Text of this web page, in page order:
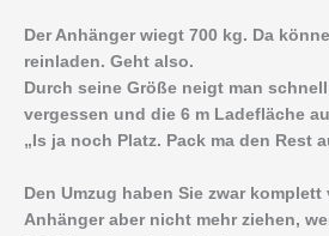
Der Anhänger wiegt 700 kg. Da
reinladen. Geht also.
Durch seine Größe neigt man
vergessen und die 6 m Ladefläche
„Is ja noch Platz. Pack ma den Rest
Den Umzug haben Sie zwar
Anhänger aber nicht mehr ziehen,